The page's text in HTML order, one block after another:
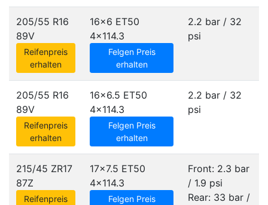
205/55 R16
89V
Reifenpreis
erhalten
16x6 ET50
4x114.3
Felgen Preis
erhalten
2.2 bar / 32
psi
205/55 R16
89V
Reifenpreis
erhalten
16x6.5 ET50
4x114.3
Felgen Preis
erhalten
2.2 bar / 32
psi
215/45 ZR17
87Z
Reifenpreis
17x7.5 ET50
4x114.3
Felgen Preis
Front: 2.3 bar
/ 1.9 psi
Rear: 33 bar /